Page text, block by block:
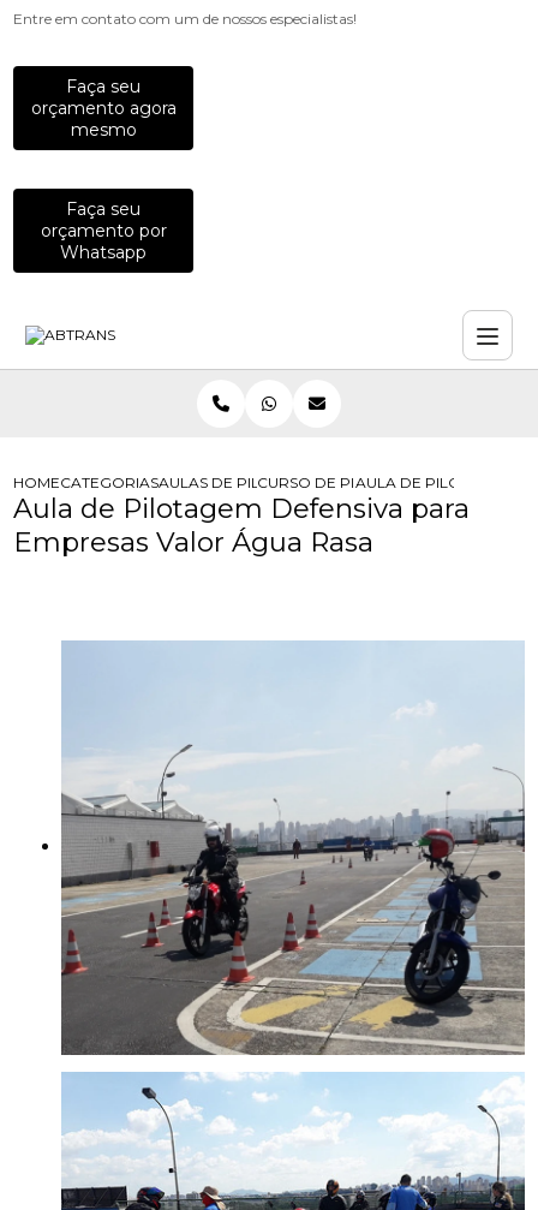
Entre em contato com um de nossos especialistas!
Faça seu
orçamento agora
mesmo
Faça seu
orçamento por
Whatsapp
HOMECATEGORIASAULAS DE PILOTAGEM PARA EMPRESAS
CURSO DE PILOTAGEM PARA
AULA DE PILOTAGEM
Aula de Pilotagem Defensiva para
Empresas Valor Água Rasa